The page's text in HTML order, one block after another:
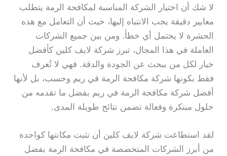
لا شك أن اختيار الشركة المناسبة لمكافحة الرمة يتطلب
معايير دقيقة يجب الانتباه إليها، حيث أن التعامل مع هذه
الحشرة لا يحتمل أي خطأ. ومن بين جميع الشركات
العاملة في هذا المجال، تبرز شركة لايف كلين كأفضل
خيار لكل من يبحث عن الجودة والدقة. فهي لا تُعرف
فقط بكونها شركة مكافحة الرمة في ريم وحسب، بل لأنها
أفضل شركة مكافحة الرمة في ريم بفضل ما تقدمه من
حلول مبتكرة وفعالة تضمن نتائج طويلة المدى.
لقد استطاعت شركة لايف كلين أن تثبت مكانتها كواحدة
من أبرز الشركات المتخصصة في مكافحة الرمة بفضل